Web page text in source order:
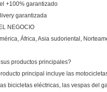
+100% garantizado
garantizada
NEGOCIO
África, Asia sudoriental,
productos principales?
principal incluye las
bicicletas eléctricas, las vespas del